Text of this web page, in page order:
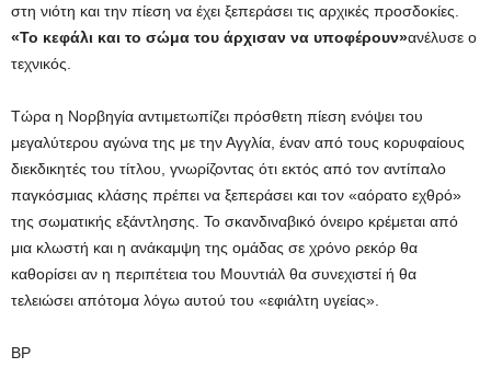
στη νιότη και την πίεση να έχει ξεπεράσει τις αρχικές προσδοκίες.
«Το κεφάλι και το σώμα του άρχισαν να υποφέρουν»ανέλυσε ο
τεχνικός.
Τώρα η Νορβηγία αντιμετωπίζει πρόσθετη πίεση ενόψει του
μεγαλύτερου αγώνα της με την Αγγλία, έναν από τους κορυφαίους
διεκδικητές του τίτλου, γνωρίζοντας ότι εκτός από τον αντίπαλο
παγκόσμιας κλάσης πρέπει να ξεπεράσει και τον «αόρατο εχθρό»
της σωματικής εξάντλησης. Το σκανδιναβικό όνειρο κρέμεται από
μια κλωστή και η ανάκαμψη της ομάδας σε χρόνο ρεκόρ θα
καθορίσει αν η περιπέτεια του Μουντιάλ θα συνεχιστεί ή θα
τελειώσει απότομα λόγω αυτού του «εφιάλτη υγείας».
BP